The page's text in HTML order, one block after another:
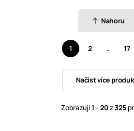
Nahoru
1 2 … 17
Načíst více
Zobrazuji1 - 20z325